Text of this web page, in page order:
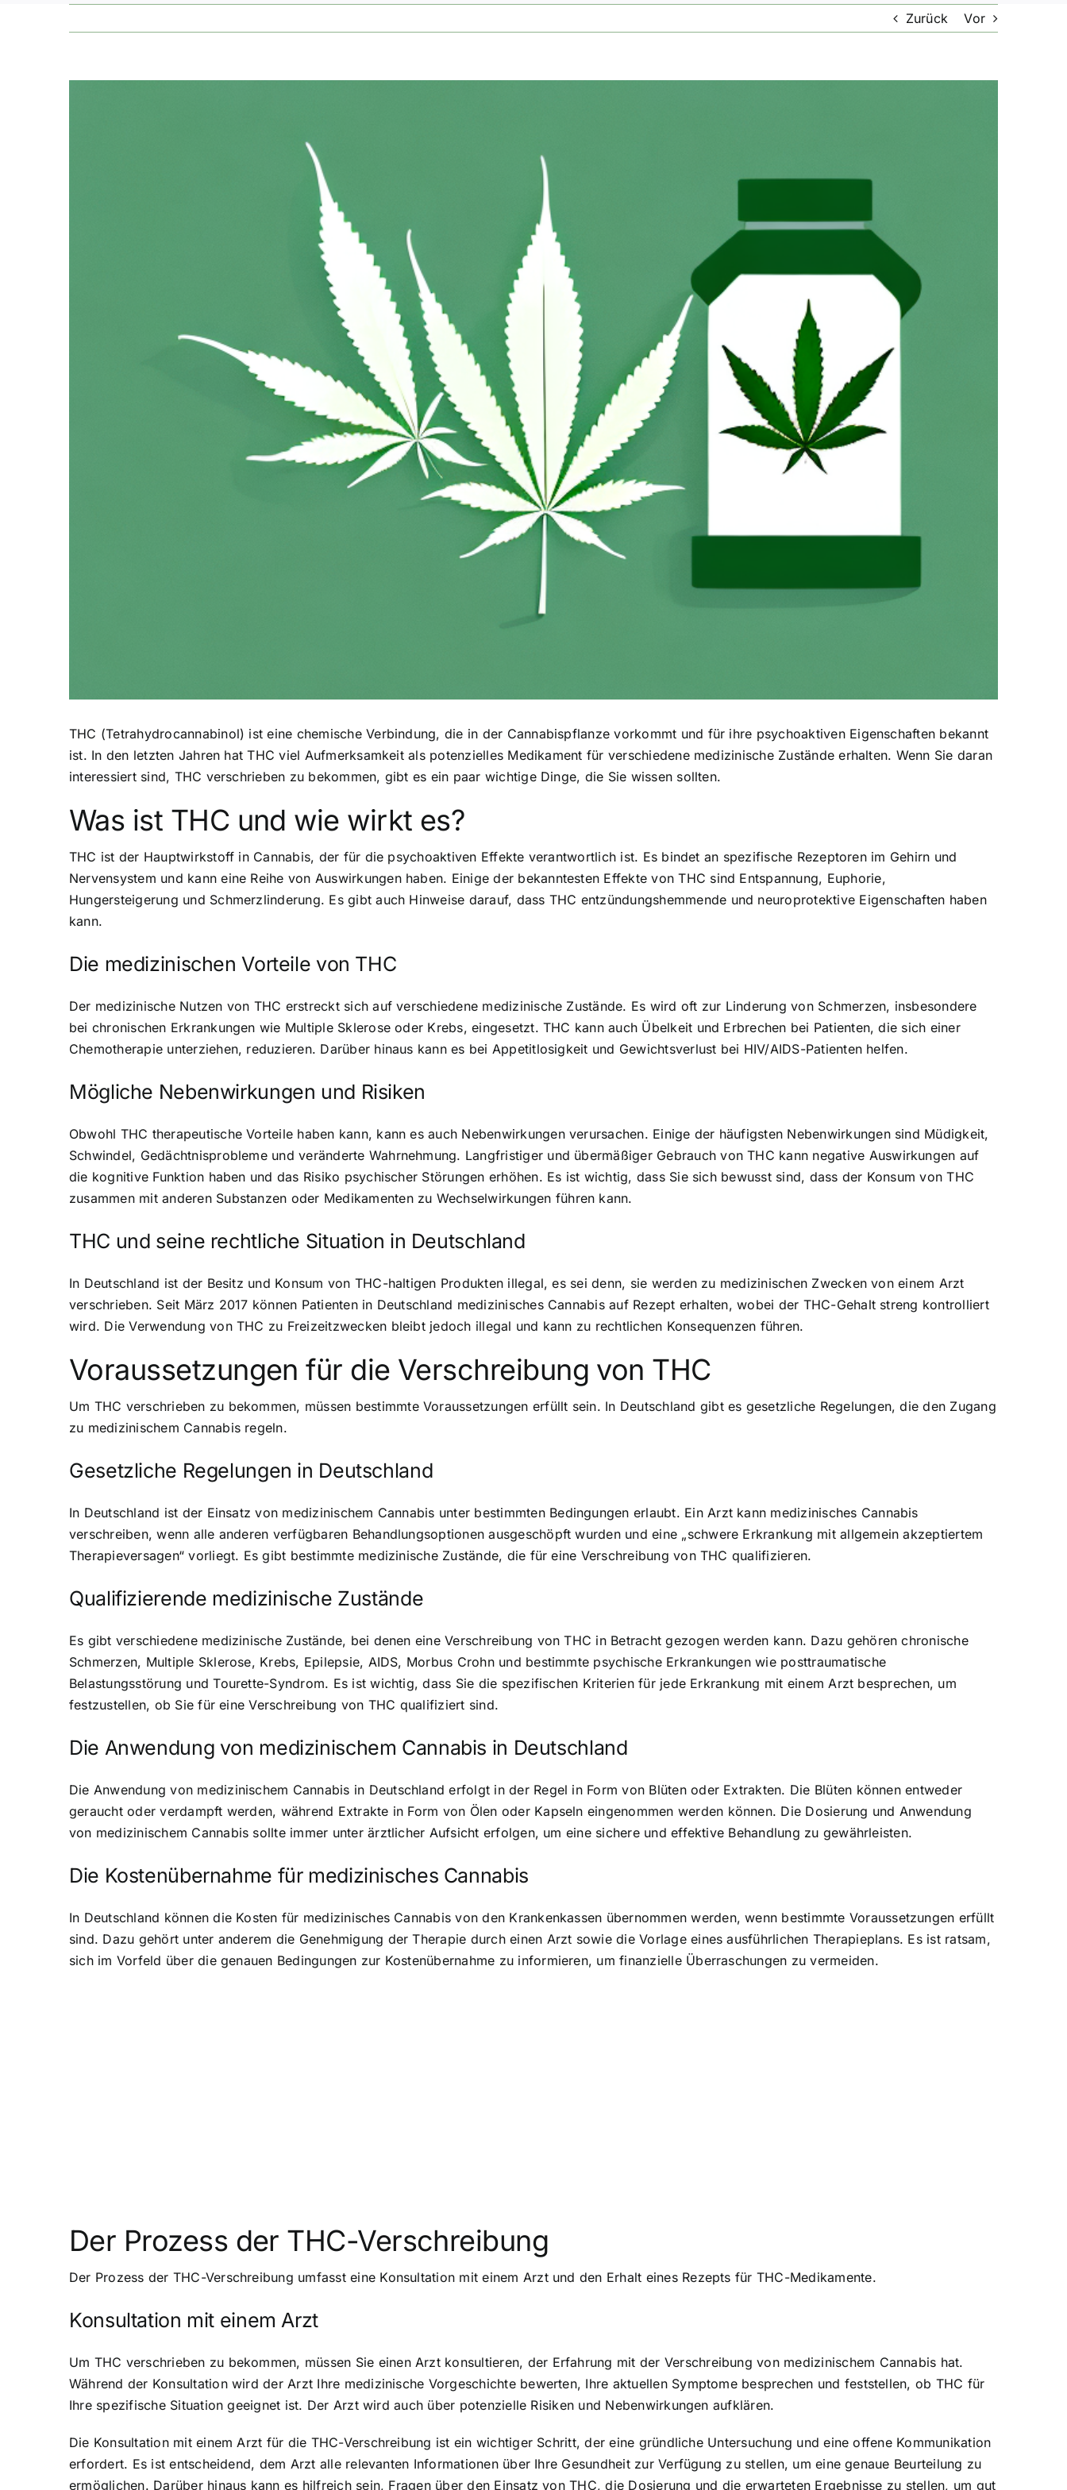
Zurück Vor
THC (Tetrahydrocannabinol) ist eine chemische Verbindung, die in der Cannabispflanze vorkommt und für ihre psychoaktiven Eigenschaften bekannt
ist. In den letzten Jahren hat THC viel Aufmerksamkeit als potenzielles Medikament für verschiedene medizinische Zustände erhalten. Wenn Sie daran
interessiert sind, THC verschrieben zu bekommen, gibt es ein paar wichtige Dinge, die Sie wissen sollten.
Was ist THC und wie wirkt es?
THC ist der Hauptwirkstoff in Cannabis, der für die psychoaktiven Effekte verantwortlich ist. Es bindet an spezifische Rezeptoren im Gehirn und
Nervensystem und kann eine Reihe von Auswirkungen haben. Einige der bekanntesten Effekte von THC sind Entspannung, Euphorie,
Hungersteigerung und Schmerzlinderung. Es gibt auch Hinweise darauf, dass THC entzündungshemmende und neuroprotektive Eigenschaften haben
kann.
Die medizinischen Vorteile von THC
Der medizinische Nutzen von THC erstreckt sich auf verschiedene medizinische Zustände. Es wird oft zur Linderung von Schmerzen, insbesondere
bei chronischen Erkrankungen wie Multiple Sklerose oder Krebs, eingesetzt. THC kann auch Übelkeit und Erbrechen bei Patienten, die sich einer
Chemotherapie unterziehen, reduzieren. Darüber hinaus kann es bei Appetitlosigkeit und Gewichtsverlust bei HIV/AIDS-Patienten helfen.
Mögliche Nebenwirkungen und Risiken
Obwohl THC therapeutische Vorteile haben kann, kann es auch Nebenwirkungen verursachen. Einige der häufigsten Nebenwirkungen sind Müdigkeit,
Schwindel, Gedächtnisprobleme und veränderte Wahrnehmung. Langfristiger und übermäßiger Gebrauch von THC kann negative Auswirkungen auf
die kognitive Funktion haben und das Risiko psychischer Störungen erhöhen. Es ist wichtig, dass Sie sich bewusst sind, dass der Konsum von THC
zusammen mit anderen Substanzen oder Medikamenten zu Wechselwirkungen führen kann.
THC und seine rechtliche Situation in Deutschland
In Deutschland ist der Besitz und Konsum von THC-haltigen Produkten illegal, es sei denn, sie werden zu medizinischen Zwecken von einem Arzt
verschrieben. Seit März 2017 können Patienten in Deutschland medizinisches Cannabis auf Rezept erhalten, wobei der THC-Gehalt streng kontrolliert
wird. Die Verwendung von THC zu Freizeitzwecken bleibt jedoch illegal und kann zu rechtlichen Konsequenzen führen.
Voraussetzungen für die Verschreibung von THC
Um THC verschrieben zu bekommen, müssen bestimmte Voraussetzungen erfüllt sein. In Deutschland gibt es gesetzliche Regelungen, die den Zugang
zu medizinischem Cannabis regeln.
Gesetzliche Regelungen in Deutschland
In Deutschland ist der Einsatz von medizinischem Cannabis unter bestimmten Bedingungen erlaubt. Ein Arzt kann medizinisches Cannabis
verschreiben, wenn alle anderen verfügbaren Behandlungsoptionen ausgeschöpft wurden und eine „schwere Erkrankung mit allgemein akzeptiertem
Therapieversagen“ vorliegt. Es gibt bestimmte medizinische Zustände, die für eine Verschreibung von THC qualifizieren.
Qualifizierende medizinische Zustände
Es gibt verschiedene medizinische Zustände, bei denen eine Verschreibung von THC in Betracht gezogen werden kann. Dazu gehören chronische
Schmerzen, Multiple Sklerose, Krebs, Epilepsie, AIDS, Morbus Crohn und bestimmte psychische Erkrankungen wie posttraumatische
Belastungsstörung und Tourette-Syndrom. Es ist wichtig, dass Sie die spezifischen Kriterien für jede Erkrankung mit einem Arzt besprechen, um
festzustellen, ob Sie für eine Verschreibung von THC qualifiziert sind.
Die Anwendung von medizinischem Cannabis in Deutschland
Die Anwendung von medizinischem Cannabis in Deutschland erfolgt in der Regel in Form von Blüten oder Extrakten. Die Blüten können entweder
geraucht oder verdampft werden, während Extrakte in Form von Ölen oder Kapseln eingenommen werden können. Die Dosierung und Anwendung
von medizinischem Cannabis sollte immer unter ärztlicher Aufsicht erfolgen, um eine sichere und effektive Behandlung zu gewährleisten.
Die Kostenübernahme für medizinisches Cannabis
In Deutschland können die Kosten für medizinisches Cannabis von den Krankenkassen übernommen werden, wenn bestimmte Voraussetzungen erfüllt
sind. Dazu gehört unter anderem die Genehmigung der Therapie durch einen Arzt sowie die Vorlage eines ausführlichen Therapieplans. Es ist ratsam,
sich im Vorfeld über die genauen Bedingungen zur Kostenübernahme zu informieren, um finanzielle Überraschungen zu vermeiden.
Der Prozess der THC-Verschreibung
Der Prozess der THC-Verschreibung umfasst eine Konsultation mit einem Arzt und den Erhalt eines Rezepts für THC-Medikamente.
Konsultation mit einem Arzt
Um THC verschrieben zu bekommen, müssen Sie einen Arzt konsultieren, der Erfahrung mit der Verschreibung von medizinischem Cannabis hat.
Während der Konsultation wird der Arzt Ihre medizinische Vorgeschichte bewerten, Ihre aktuellen Symptome besprechen und feststellen, ob THC für
Ihre spezifische Situation geeignet ist. Der Arzt wird auch über potenzielle Risiken und Nebenwirkungen aufklären.
Die Konsultation mit einem Arzt für die THC-Verschreibung ist ein wichtiger Schritt, der eine gründliche Untersuchung und eine offene Kommunikation
erfordert. Es ist entscheidend, dem Arzt alle relevanten Informationen über Ihre Gesundheit zur Verfügung zu stellen, um eine genaue Beurteilung zu
ermöglichen. Darüber hinaus kann es hilfreich sein, Fragen über den Einsatz von THC, die Dosierung und die erwarteten Ergebnisse zu stellen, um gut